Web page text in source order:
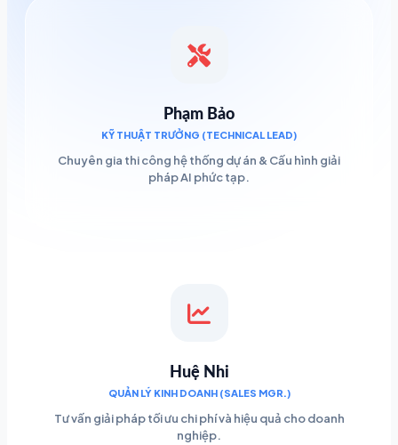
Phạm Bảo
KỸ THUẬT TRƯỞNG (TECHNICAL LEAD)
Chuyên gia thi công hệ thống dự án & Cấu hình giải
pháp AI phức tạp.
Huệ Nhi
QUẢN LÝ KINH DOANH (SALES MGR.)
Tư vấn giải pháp tối ưu chi phí và hiệu quả cho doanh
nghiệp.